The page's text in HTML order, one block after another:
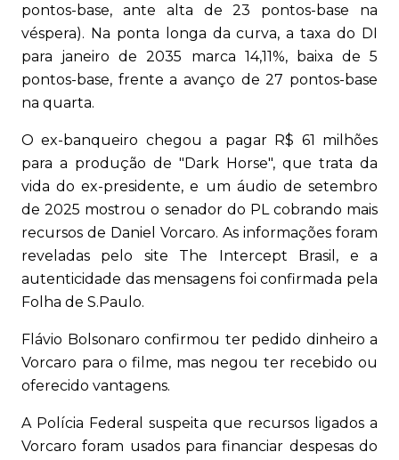
pontos-base, ante alta de 23 pontos-base na
véspera). Na ponta longa da curva, a taxa do DI
para janeiro de 2035 marca 14,11%, baixa de 5
pontos-base, frente a avanço de 27 pontos-base
na quarta.
O ex-banqueiro chegou a pagar R$ 61 milhões
para a produção de "Dark Horse", que trata da
vida do ex-presidente, e um áudio de setembro
de 2025 mostrou o senador do PL cobrando mais
recursos de Daniel Vorcaro. As informações foram
reveladas pelo site The Intercept Brasil, e a
autenticidade das mensagens foi confirmada pela
Folha de S.Paulo.
Flávio Bolsonaro confirmou ter pedido dinheiro a
Vorcaro para o filme, mas negou ter recebido ou
oferecido vantagens.
A Polícia Federal suspeita que recursos ligados a
Vorcaro foram usados para financiar despesas do